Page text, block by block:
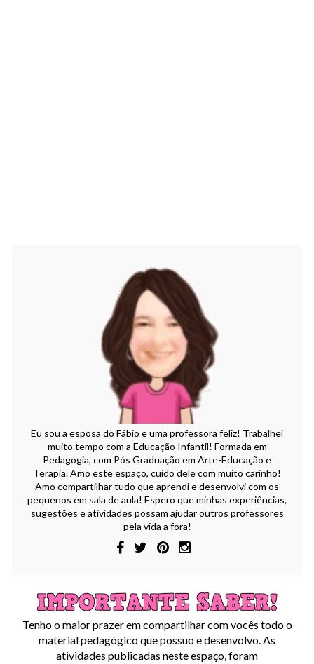
Eu sou a esposa do Fábio e uma professora feliz! Trabalhei
muito tempo com a Educação Infantil! Formada em
Pedagogia, com Pós Graduação em Arte-Educação e
Terapia. Amo este espaço, cuido dele com muito carinho!
Amo compartilhar tudo que aprendi e desenvolvi com os
pequenos em sala de aula! Espero que minhas experiências,
sugestões e atividades possam ajudar outros professores
pela vida a fora!
Tenho o maior prazer em compartilhar com vocês todo o
material pedagógico que possuo e desenvolvo. As
atividades publicadas neste espaço, foram